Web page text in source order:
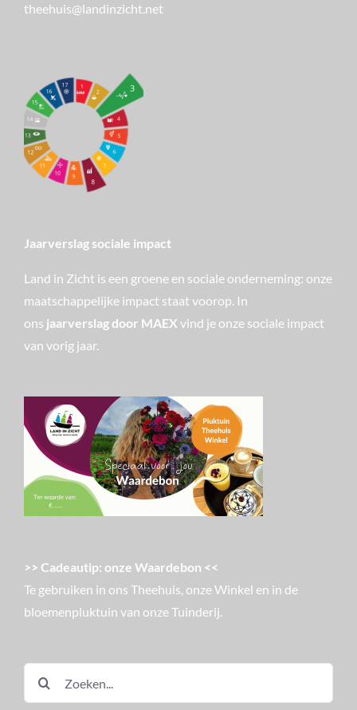
theehuis@landinzicht.net
Jaarverslag sociale impact
Land in Zicht is een groene en sociale onderneming: onze
maatschappelijke impact staat voorop. In
ons jaarverslag door MAEX vind je onze sociale impact
van vorig jaar.
>> Cadeautip: onze Waardebon <<
Te gebruiken in ons Theehuis, onze Winkel en in de
bloemenpluktuin van onze Tuinderij.